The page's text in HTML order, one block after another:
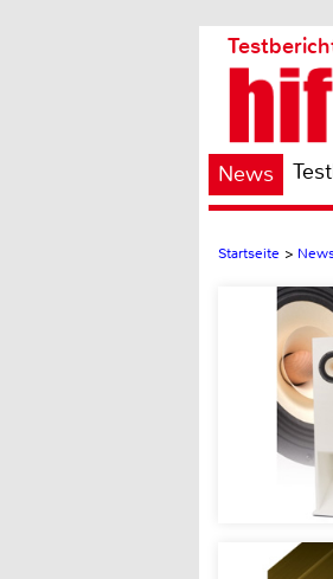
News
Startseite >